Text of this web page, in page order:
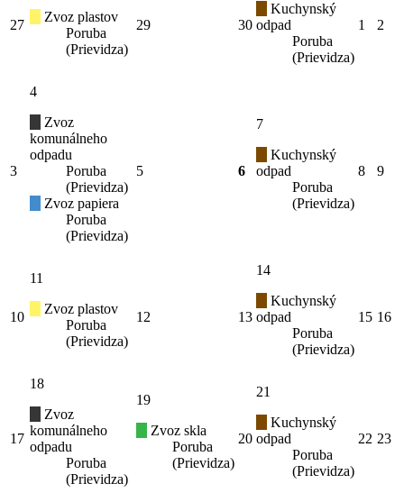
27
Zvoz plastov
Poruba
(Prievidza)
29 30
Kuchynský
odpad
Poruba
(Prievidza)
1 2
3
4
Zvoz
komunálneho
odpadu
Poruba
(Prievidza)
Zvoz papiera
Poruba
(Prievidza)
5 6
7
Kuchynský
odpad
Poruba
(Prievidza)
8 9
10
11
Zvoz plastov
Poruba
(Prievidza)
12 13
14
Kuchynský
odpad
Poruba
(Prievidza)
15 16
17
18
Zvoz
komunálneho
odpadu
Poruba
(Prievidza)
19
Zvoz skla
Poruba
(Prievidza)
20
21
Kuchynský
odpad
Poruba
(Prievidza)
22 23